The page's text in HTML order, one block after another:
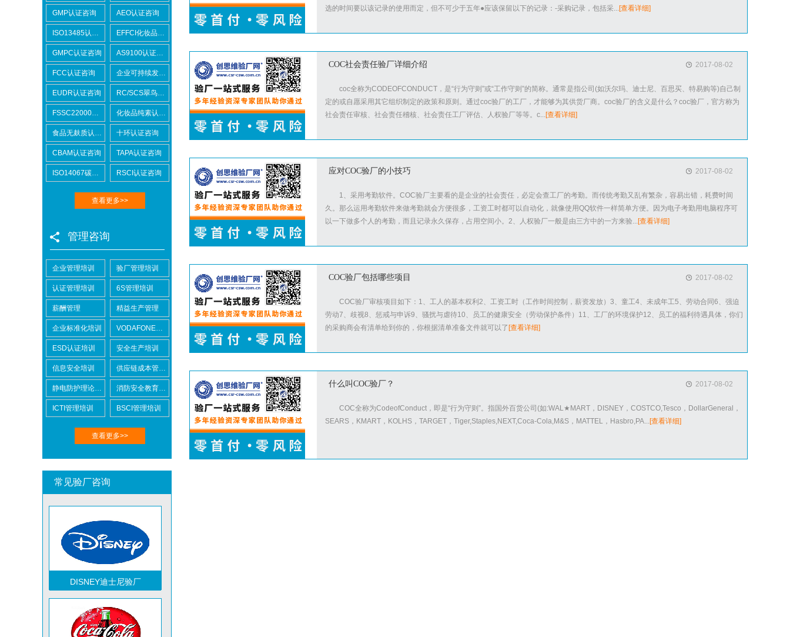
GMP认证咨询 AEO认证咨询
ISO13485认证咨询 EFFCI化妆品原料认证咨询
GMPC认证咨询 AS9100认证咨询
FCC认证咨询 企业可持续发展SCORE认证咨询
EUDR认证咨询 RC/SCS翠鸟认证咨询
FSSC22000认证咨询 化妆品纯素认证咨询
食品无麸质认证咨询 十环认证咨询
CBAM认证咨询 TAPA认证咨询
ISO14067碳足迹 RSCI认证咨询
查看更多>>
管理咨询
企业管理培训 验厂管理培训
认证管理培训 6S管理培训
薪酬管理 精益生产管理
企业标准化培训 VODAFONE认证知识培训
ESD认证培训 安全生产培训
信息安全培训 供应链成本管控培训
静电防护理论培训 消防安全教育培训
ICTI管理培训 BSCI管理培训
查看更多>>
常见验厂咨询
Lowe's劳氏验厂
BSCI验厂
ICTI验厂
DISNEY迪士尼验厂
选的时间要以该记录的使用而定，但不可少于五年●应该保留以下的记录：-采购记录，包括采...[查看详细]
COC社会责任验厂详细介绍 2017-08-02
coc全称为CODEOFCONDUCT，是“行为守则”或“工作守则”的简称。通常是指公司(如沃尔玛、迪士尼、百思买、特易购等)自己制
定的或自愿采用其它组织制定的政策和原则。通过coc验厂的工厂，才能够为其供货厂商。coc验厂的含义是什么？coc验厂，官方称为
社会责任审核、社会责任稽核、社会责任工厂评估、人权验厂等等。c...[查看详细]
应对COC验厂的小技巧 2017-08-02
1、采用考勤软件。COC验厂主要看的是企业的社会责任，必定会查工厂的考勤。而传统考勤又乱有繁杂，容易出错，耗费时间
久。那么运用考勤软件来做考勤就会方便很多，工资工时都可以自动化，就像使用QQ软件一样简单方便。因为电子考勤用电脑程序可
以一下做多个人的考勤，而且记录永久保存，占用空间小。2、人权验厂一般是由三方中的一方来验...[查看详细]
COC验厂包括哪些项目 2017-08-02
COC验厂审核项目如下：1、工人的基本权利2、工资工时（工作时间控制，薪资发放）3、童工4、未成年工5、劳动合同6、强迫
劳动7、歧视8、惩戒与申诉9、骚扰与虐待10、员工的健康安全（劳动保护条件）11、工厂的环境保护12、员工的福利待遇具体，你们
的采购商会有清单给到你的，你根据清单准备文件就可以了[查看详细]
什么叫COC验厂？ 2017-08-02
COC全称为CodeofConduct，即是“行为守则”。指国外百货公司(如:WAL★MART，DISNEY，COSTCO,Tesco，DollarGeneral，
SEARS，KMART，KOLHS，TARGET，Tiger,Staples,NEXT,Coca-Cola,M&S，MATTEL，Hasbro,PA...[查看详细]